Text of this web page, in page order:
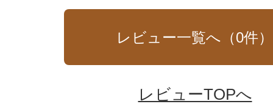
レビュー一覧へ（0件）
レビューTOPへ